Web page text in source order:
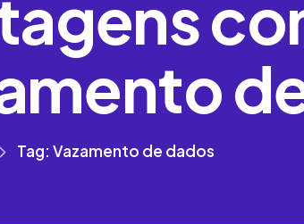
agensco
mentod
Tag: Vazamento de dados